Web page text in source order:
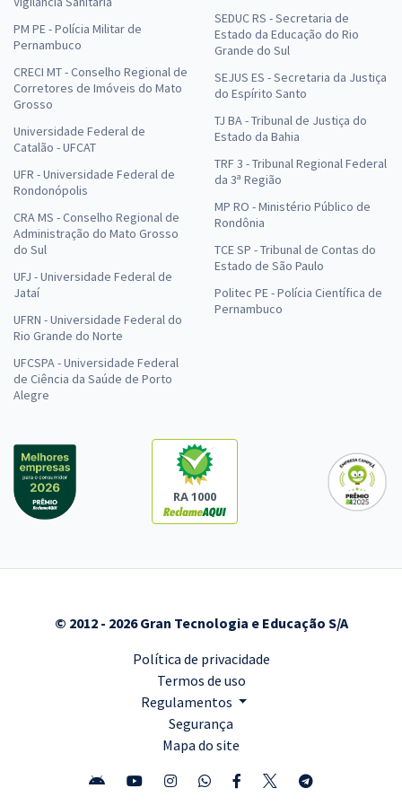
PM PE - Polícia Militar de
Pernambuco
CRECI MT - Conselho Regional de
Corretores de Imóveis do Mato
Grosso
Universidade Federal de
Catalão - UFCAT
UFR - Universidade Federal de
Rondonópolis
CRA MS - Conselho Regional de
Administração do Mato Grosso
do Sul
UFJ - Universidade Federal de
Jataí
UFRN - Universidade Federal do
Rio Grande do Norte
UFCSPA - Universidade Federal
de Ciência da Saúde de Porto
Alegre
SEDUC RS - Secretaria de
Estado da Educação do Rio
Grande do Sul
SEJUS ES - Secretaria da Justiça
do Espírito Santo
TJ BA - Tribunal de Justiça do
Estado da Bahia
TRF 3 - Tribunal Regional Federal
da 3ª Região
MP RO - Ministério Público de
Rondônia
TCE SP - Tribunal de Contas do
Estado de São Paulo
Politec PE - Polícia Científica de
Pernambuco
RA 1000
© 2012 - 2026 Gran Tecnologia e Educação S/A
Política de privacidade
Termos de uso
Regulamentos
Segurança
Mapa do site